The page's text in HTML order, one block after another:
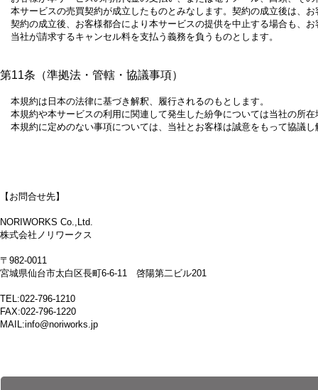
本サービスの売買契約が成立したものとみなします。契約の成立後は、
契約の成立後、お客様都合により本サービスの提供を中止する場合も、
当社が請求するキャンセル料を支払う義務を負うものとします。
第11条（準拠法・管轄・協議事項）
本規約は日本の法律に基づき解釈、履行されるのもとします。
本規約や本サービスの利用に関連して発生した紛争については当社の所
本規約に定めのない事項については、当社とお客様は誠意をもって協議
【お問合せ先】
NORIWORKS Co.,Ltd.
株式会社ノリワークス
〒982-0011
宮城県仙台市太白区長町6-6-11 啓陽第二ビル201
TEL:022-796-1210
FAX:022-796-1220
MAIL:info@noriworks.jp